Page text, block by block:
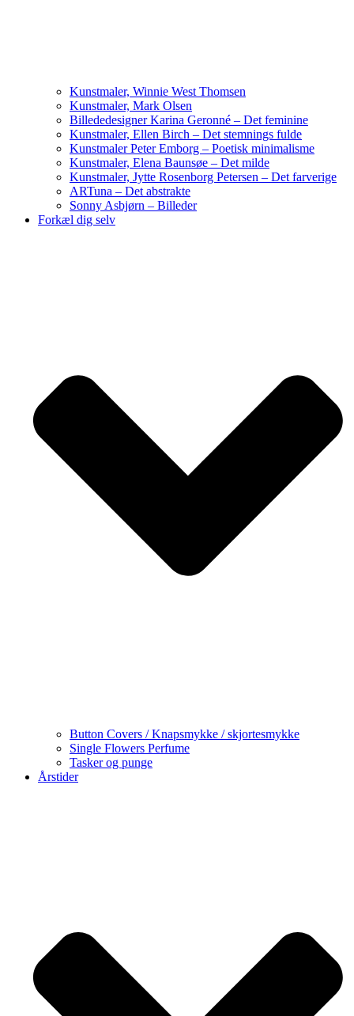
Kunstmaler, Winnie West Thomsen
Kunstmaler, Mark Olsen
Billededesigner Karina Geronné – Det feminine
Kunstmaler, Ellen Birch – Det stemnings fulde
Kunstmaler Peter Emborg – Poetisk minimalisme
Kunstmaler, Elena Baunsøe – Det milde
Kunstmaler, Jytte Rosenborg Petersen – Det farverige
ARTuna – Det abstrakte
Sonny Asbjørn – Billeder
Forkæl dig selv
Button Covers / Knapsmykke / skjortesmykke
Single Flowers Perfume
Tasker og punge
Årstider